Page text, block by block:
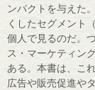
ンパクトを与えた
くしたセグメント
個人で見るのだ。
ス・マーケティン
ある。本書は、こ
広告や販売促進や